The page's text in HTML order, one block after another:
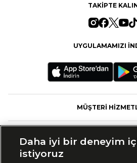
TAKİPTE
UYGULAMAMIZI
MÜŞTERİ
Daha iyi bir deneyim
istiyoruz